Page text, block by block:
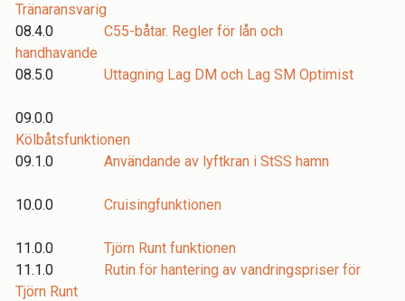
Tränaransvarig
08.4.0 C55-båtar. Regler för lån och
handhavande
08.5.0
Uttagning Lag DM och Lag SM Optimist
09.0.0
Kölbåtsfunktionen
09.1.0
Användande av lyftkran i StSS hamn
10.0.0 Cruisingfunktionen
11.0.0
Tjörn Runt funktionen
11.1.0 Rutin för hantering av vandringspriser för
Tjörn Runt